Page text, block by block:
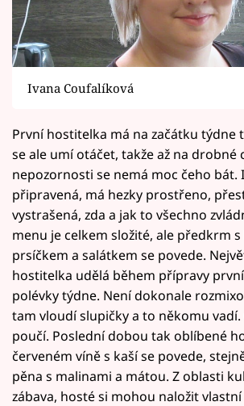
Ivana Coufalíková
První hostitelka má na začátku týdne
se ale umí otáčet, takže až na drobné
nepozornosti se nemá moc čeho bát.
připravená, má hezky prostřeno,
vystrašená, zda a jak to všechno
menu je celkem složité, ale předkrm
prsíčkem a salátkem se povede.
hostitelka udělá během přípravy
polévky týdne. Není dokonale
tam vloudí slupičky a to někomu
poučí. Poslední dobou tak oblíbené
červeném víně s kaší se povede,
pěna s malinami a mátou. Z oblasti
zábava, hosté si mohou naložit